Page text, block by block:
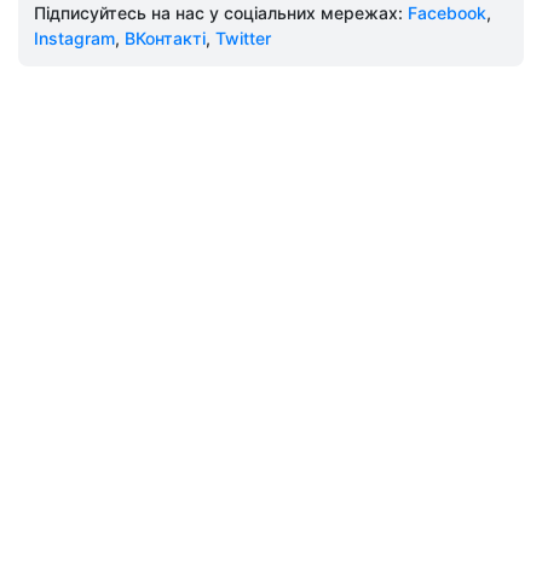
Підписуйтесь на нас у соціальних мережах: Facebook,
Instagram, ВКонтакті, Twitter